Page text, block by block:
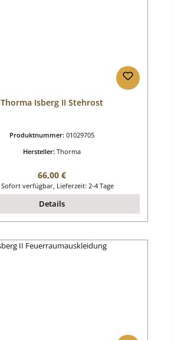
Thorma Isberg II Stehrost
Produktnummer: 01029705
Hersteller: Thorma
Regulärer Preis:
66,00 €
Sofort verfügbar, Lieferzeit: 2-4 Tage
Details